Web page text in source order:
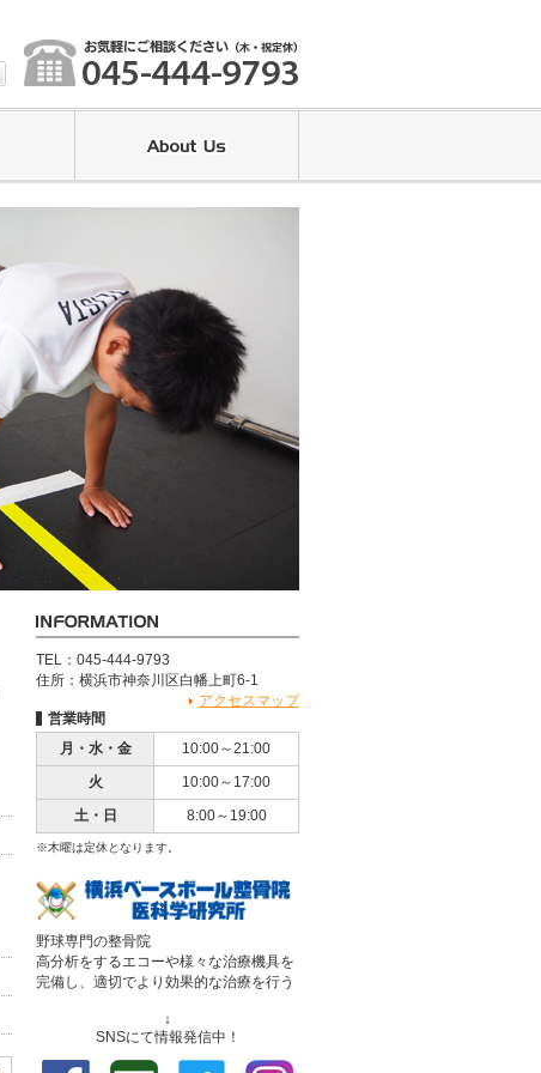
TEL：045-444-9793
住所：横浜市神奈川区白幡上町6-1
アクセスマップ
営業時間
月・水・金
10:00～21:00
火
10:00～17:00
土・日
8:00～19:00
※木曜は定休となります。
野球専門の整骨院
高分析をするエコーや様々な治療機具を
完備し、適切でより効果的な治療を行う
↓
SNSにて情報発信中！